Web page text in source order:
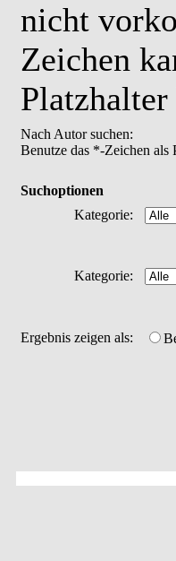
nicht
Zeichen
Platzhalter
Nach Autor suchen:
Benutze das *-Zeichen als
Suchoptionen
Kategorie:
Kategorie:
Ergebnis zeigen als: